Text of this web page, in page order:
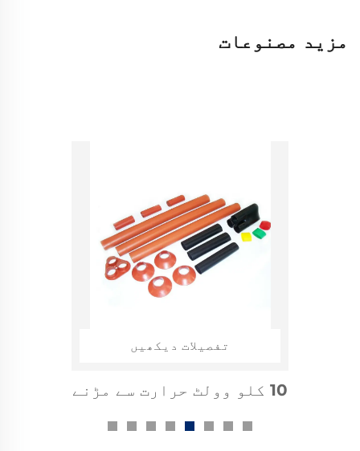
مزید مصنوعات
تفصیلات دیکھیں
10 کلو وولٹ حرارت سے مڑنے